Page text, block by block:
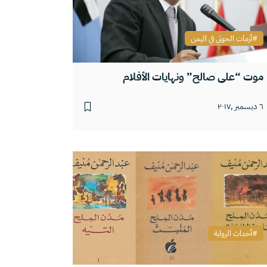
موت “علي صالح” ونهايات الأفلام
٦ ديسمبر ,٢٠١٧
أزمات الحوثي في اليمن
أحداث الرواية